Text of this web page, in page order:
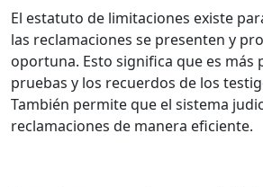
El estatuto de limitaciones existe
las reclamaciones se presenten y
oportuna. Esto significa que es más
pruebas y los recuerdos de los
También permite que el sistema
reclamaciones de manera eficiente.